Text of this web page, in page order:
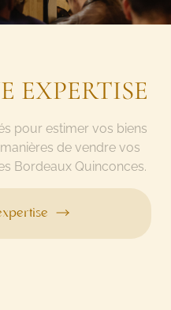
EXPERTISE
pour estimer vos biens
de vendre vos
Bordeaux Quinconces.